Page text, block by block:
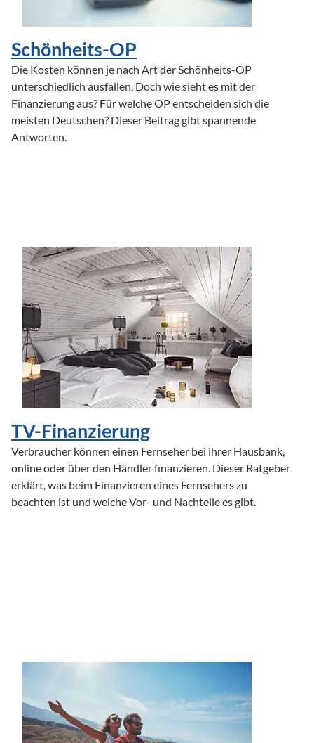
Schönheits-OP
Die Kosten können je nach Art der Schönheits-OP
unterschiedlich ausfallen. Doch wie sieht es mit der
Finanzierung aus? Für welche OP entscheiden sich die
meisten Deutschen? Dieser Beitrag gibt spannende
Antworten.
TV-Finanzierung
Verbraucher können einen Fernseher bei ihrer Hausbank,
online oder über den Händler finanzieren. Dieser Ratgeber
erklärt, was beim Finanzieren eines Fernsehers zu
beachten ist und welche Vor- und Nachteile es gibt.